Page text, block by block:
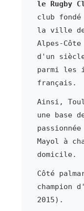
le Rugby
club fondé
la ville de
Alpes-
d'un
parmi les
français.
Ainsi,
une base
Mayol à
domicile.
Côté
champion
2015).